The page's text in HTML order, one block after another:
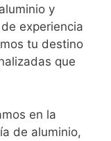
y
experiencia
tu destino
que
en la
de aluminio,